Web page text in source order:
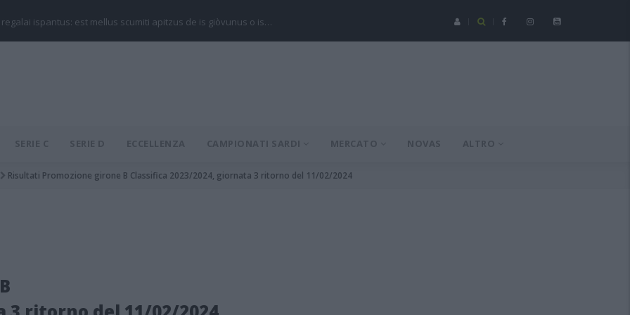
regalai ispantus: est mellus scumiti apitzus de is giòvunus o is… Serie C - Coppa Italia: Spezia-Torres posticipata a domenica 16
SERIE C SERIE D ECCELLENZA CAMPIONATI SARDI MERCATO NOVAS ALTRO
Risultati Promozione girone B Classifica 2023/2024, giornata 3 ritorno del 11/02/2024